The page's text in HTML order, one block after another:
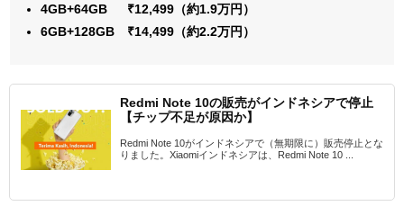
4GB+64GB ₹12,499（約1.9万円）
6GB+128GB ₹14,499（約2.2万円）
Redmi Note 10の販売がインドネシアで停止
【チップ不足が原因か】
Redmi Note 10がインドネシアで（無期限に）販売停止とな
りました。Xiaomiインドネシアは、Redmi Note 10 ...